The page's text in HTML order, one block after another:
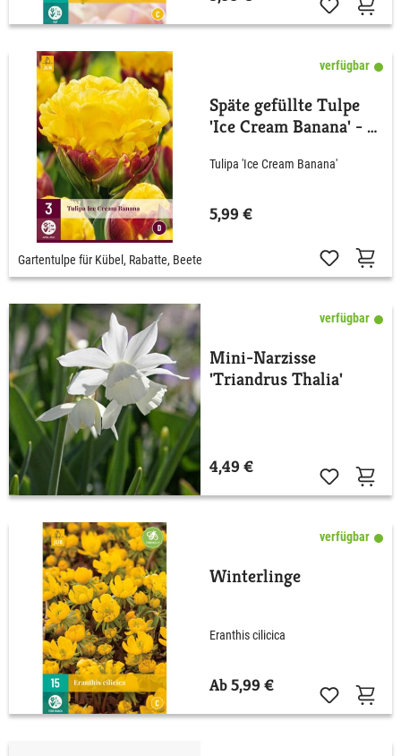
verfügbar
Späte gefüllte Tulpe
'Ice Cream Banana' - 3
Tulipa 'Ice Cream Banana'
5,99 €
Gartentulpe für Kübel, Rabatte, Beete
verfügbar
Mini-Narzisse
'Triandrus Thalia'
4,49 €
verfügbar
Winterlinge
Eranthis cilicica
Ab 5,99 €